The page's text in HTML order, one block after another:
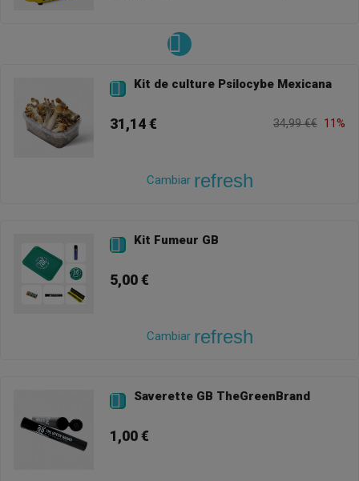
 Kit de culture Psilocybe Mexicana
31,14 € 34,99 €€ 11%
Cambiar refresh
 Kit Fumeur GB
5,00 €
Cambiar refresh
 Saverette GB TheGreenBrand
1,00 €